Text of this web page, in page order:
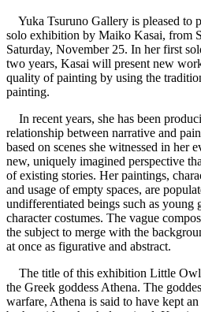
Yuka Tsuruno Gallery is pleased to
solo exhibition by Maiko Kasai, from
Saturday, November 25. In her first
two years, Kasai will present new
quality of painting by using the
painting.
In recent years, she has been
relationship between narrative and
based on scenes she witnessed in her
new, uniquely imagined perspective
of existing stories. Her paintings,
and usage of empty spaces, are
undifferentiated beings such as young
character costumes. The vague
the subject to merge with the
at once as figurative and abstract.
The title of this exhibition Little
the Greek goddess Athena. The
warfare, Athena is said to have kept